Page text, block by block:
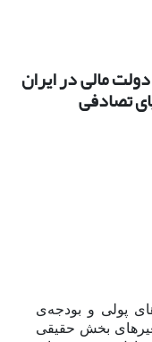
مالی در ایران
تصادفی
پولی و بودجه‌ی
بخش حقیقی